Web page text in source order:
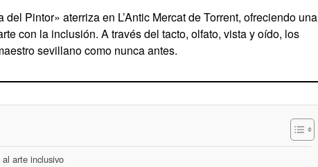
Pintor» aterriza en L’Antic Mercat de Torrent, ofreciendo una
con la inclusión. A través del tacto, olfato, vista y oído, los
sevillano como nunca antes.
arte inclusivo